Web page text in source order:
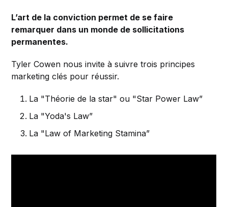
L’art de la conviction permet de se faire
remarquer dans un monde de sollicitations
permanentes.
Tyler Cowen nous invite à suivre trois principes
marketing clés pour réussir.
La "Théorie de la star" ou "Star Power Law”
La "Yoda's Law”
La "Law of Marketing Stamina”